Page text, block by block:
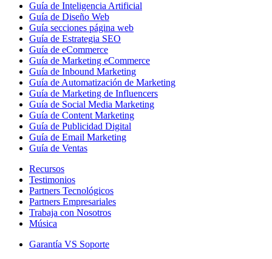
Guía de Inteligencia Artificial
Guía de Diseño Web
Guía secciones página web
Guía de Estrategia SEO
Guía de eCommerce
Guía de Marketing eCommerce
Guía de Inbound Marketing
Guía de Automatización de Marketing
Guía de Marketing de Influencers
Guía de Social Media Marketing
Guía de Content Marketing
Guía de Publicidad Digital
Guía de Email Marketing
Guía de Ventas
Recursos
Testimonios
Partners Tecnológicos
Partners Empresariales
Trabaja con Nosotros
Música
Garantía VS Soporte